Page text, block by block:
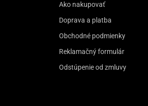
Ako nakupovať
Doprava a platba
Obchodné podmienky
Reklamačný formulár
Odstúpenie od zmluvy